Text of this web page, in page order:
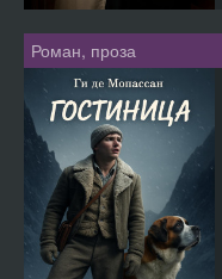
Роман, проза